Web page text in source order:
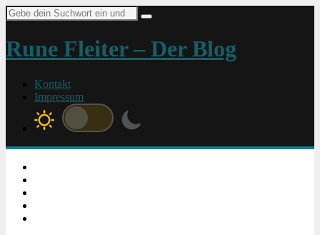
Suche
nach:
Rune Fleiter – Der Blog
Kontakt
Impressum